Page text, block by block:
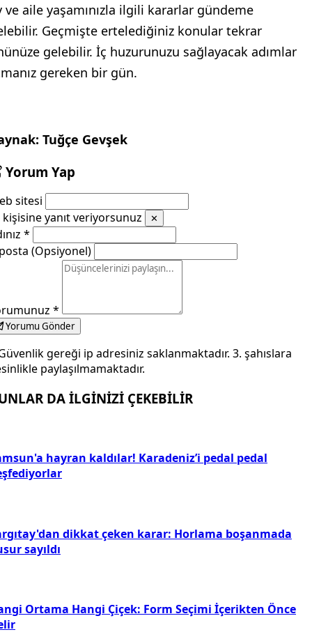
ve aile yaşamınızla ilgili kararlar gündeme
Geçmişte ertelediğiniz konular tekrar
gelebilir. İç huzurunuzu sağlayacak adımlar
gereken bir gün.
Tuğçe Gevşek
Yorum Yap
sitesi
kişisine yanıt veriyorsunuz
✕
*
(Opsiyonel)
*
Yorumu Gönder
gereği ip adresiniz saklanmaktadır. 3. şahıslara
paylaşılmamaktadır.
DA İLGİNİZİ ÇEKEBİLİR
hayran kaldılar! Karadeniz’i pedal pedal
dikkat çeken karar: Horlama boşanmada
sayıldı
Ortama Hangi Çiçek: Form Seçimi İçerikten Önce